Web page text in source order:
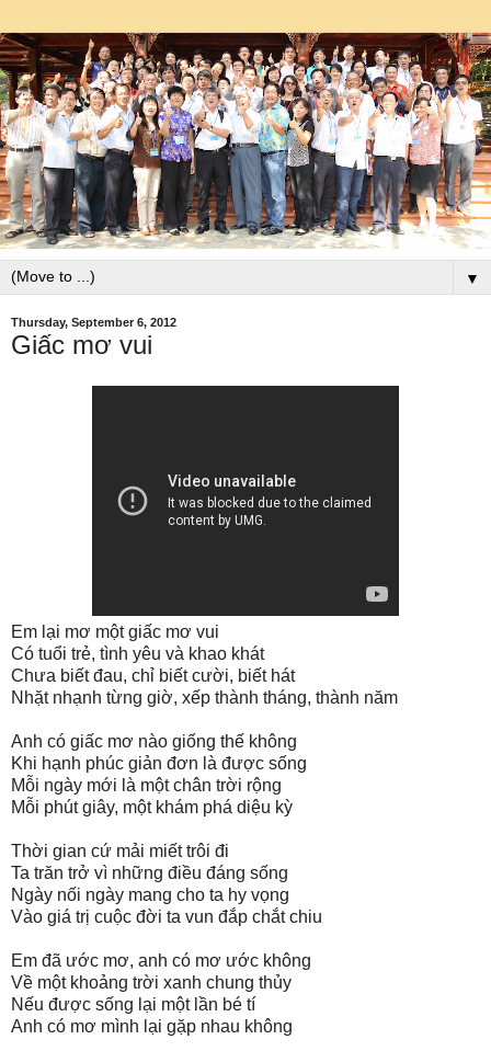
▼
Thursday, September 6, 2012
Giấc mơ vui
Em lại mơ một giấc mơ vui
Có tuổi trẻ, tình yêu và khao khát
Chưa biết đau, chỉ biết cười, biết hát
Nhặt nhạnh từng giờ, xếp thành tháng, thành năm
Anh có giấc mơ nào giống thế không
Khi hạnh phúc giản đơn là được sống
Mỗi ngày mới là một chân trời rộng
Mỗi phút giây, một khám phá diệu kỳ
Thời gian cứ mải miết trôi đi
Ta trăn trở vì những điều đáng sống
Ngày nối ngày mang cho ta hy vọng
Vào giá trị cuộc đời ta vun đắp chắt chiu
Em đã ước mơ, anh có mơ ước không
Về một khoảng trời xanh chung thủy
Nếu được sống lại một lần bé tí
Anh có mơ mình lại gặp nhau không